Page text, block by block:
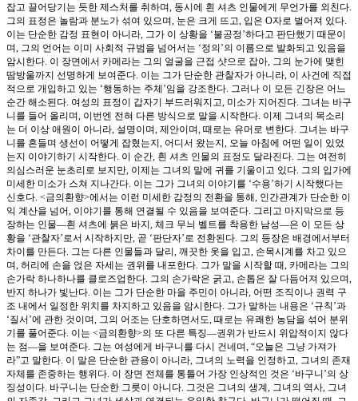
잡고 끌어당기는 듯한 제스처를 취하며, 동시에 흰 셔츠 인물에게 무언가를 외친다.
그의 표정은 놀람과 분노가 섞여 있으며, 눈은 크게 뜨고, 입은 O자로 벌어져 있다.
이는 단순한 감정 표현이 아니라, 그가 이 상황을 ‘불공정’하다고 판단했기 때문이
며, 그의 언어는 이미 사회적 규범을 넘어서는 ‘정의’의 이름으로 발화되고 있음을
암시한다. 이 장면에서 카메라는 그의 얼굴을 근접 샷으로 잡아, 그의 눈가에 맺힌
땀방울까지 선명하게 보여준다. 이는 그가 단순한 관찰자가 아니라, 이 사건에 직접
적으로 개입하고 있는 ‘행동하는 주체’임을 강조한다. 그러나 이 모든 긴장은 어느
순간 해소된다. 여성의 표정이 갑자기 부드러워지고, 미소가 지어진다. 그녀는 바구
니를 들어 올리며, 이번엔 전혀 다른 방식으로 말을 시작한다. 이제 그녀의 목소리
는 더 이상 애원이 아니라, 설명이며, 제안이며, 때로는 유머로 변한다. 그녀는 바구
니를 흔들며 생선이 어떻게 잡혔는지, 어디서 왔는지, 오늘 아침에 어떤 일이 있었
는지 이야기하기 시작한다. 이 순간, 흰 셔츠 인물의 표정도 달라진다. 그는 여전히
의심스러운 눈초리로 보지만, 이제는 그녀의 말에 귀를 기울이고 있다. 그의 입가에
미세한 미소가 스쳐 지나간다. 이는 그가 그녀의 이야기를 ‘수용’하기 시작했다는
신호다. <금의환향>에서는 이런 미세한 감정의 전환을 통해, 인간관계가 단순한 이
익 계산을 넘어, 이야기를 통해 연결될 수 있음을 보여준다. 그리고 마지막으로 등
장하는 인물—흰 셔츠에 붉은 바지, 체크 무늬 벨트를 착용한 남성—은 이 모든 상
황을 ‘관찰자’로서 시작하지만, 곧 ‘판단자’로 전환된다. 그의 등장은 배경에서부터
차이를 만든다. 그는 다른 인물들과 달리, 깨끗한 옷을 입고, 손목시계를 차고 있으
며, 허리에 손을 얹은 자세는 권위를 내포한다. 그가 말을 시작할 때, 카메라는 그의
손가락 하나하나를 클로즈업한다. 그의 손가락은 굵고, 손톱은 잘 다듬어져 있으며,
반지 하나가 빛난다. 이는 그가 단순한 마을 주민이 아니라, 어떤 조직이나 권력 구
조 내에서 일정한 위치를 차지하고 있음을 암시한다. 그가 말하는 내용은 ‘규칙’과
‘질서’에 관한 것이며, 그의 어조는 단호하면서도, 때로는 유쾌한 농담을 섞어 분위
기를 풀어준다. 이는 <금의환향>의 또 다른 특징—권위가 반드시 위압적이지 않다
는 점—을 보여준다. 그는 여성에게 바구니를 다시 건네며, “오늘은 그냥 가져가
라”고 말한다. 이 말은 단순한 관용이 아니라, 그녀의 노력을 인정하고, 그녀의 존재
자체를 존중하는 행위다. 이 장면 전체를 통틀어 가장 인상적인 것은 ‘바구니’의 상
징성이다. 바구니는 단순한 그릇이 아니다. 그것은 그녀의 생계, 그녀의 역사, 그녀